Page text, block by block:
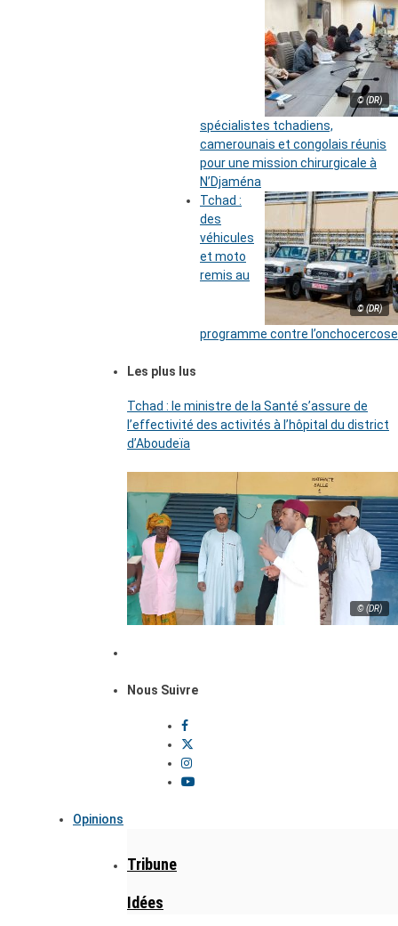
© (DR)
spécialistes tchadiens,
camerounais et congolais réunis
pour une mission chirurgicale à
N’Djaména
© (DR)
Tchad :
des
véhicules
et moto
remis au
programme contre l’onchocercose
Les plus lus
Tchad : le ministre de la Santé s’assure de
l’effectivité des activités à l’hôpital du district
d’Aboudeïa
© (DR)
Nous Suivre
Opinions
Tribune
Idées